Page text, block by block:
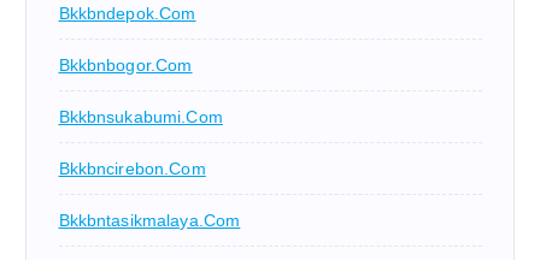
Bkkbndepok.com
Bkkbnbogor.com
Bkkbnsukabumi.com
Bkkbncirebon.com
Bkkbntasikmalaya.com